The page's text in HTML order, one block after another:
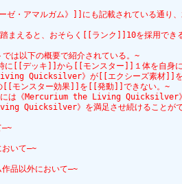
ゼ・アマルガム》]]にも記載されている通
まえると、おそらく[[ランク]]10を採用で
以下の概要で紹介されている。~
[[デッキ]]から[[モンスター]]１体を自身
Quicksilver》が[[エクシーズ素材]]を
ンスター効果]]を[[発動]]できない。~
は《Mercurium the Living Quicksilver》
Quicksilver》を満足させ続けることがで
―~
いて―~
品以外において―~